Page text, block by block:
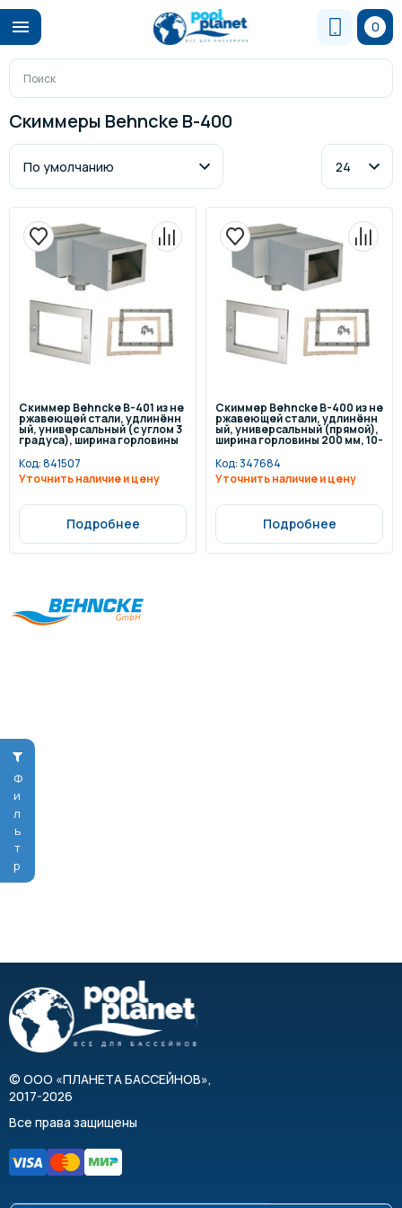
0
Фильтр
Скиммеры Behncke B-400
Скиммер Behncke B-401 из не
ржавеющей стали, удлинённ
ый, универсальный (с углом 3
градуса), ширина горловины
200 мм, 10-15 м³/ч
Код:841507
Уточнить наличие и цену
Подробнее
Скиммер Behncke B-400 из не
ржавеющей стали, удлинённ
ый, универсальный (прямой),
ширина горловины 200 мм, 10-
15 м³/ч
Код:347684
Уточнить наличие и цену
Подробнее
© ООО «ПЛАНЕТА БАССЕЙНОВ»,
2017-2026
Все права защищены